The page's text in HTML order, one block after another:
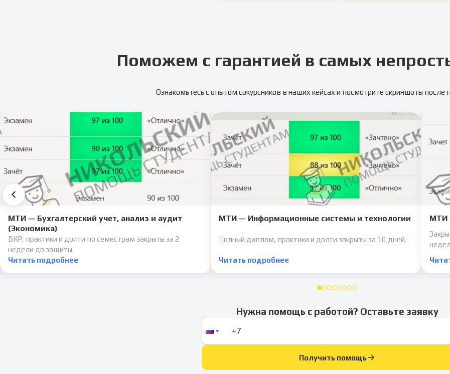
Поможем с гарантией в самых
Ознакомьтесь с опытом сокурсников в наших кейсах и посмотрите скриншоты после
МТИ — Бухгалтерский учет, анализ и аудит
(Экономика)
ВКР, практики и долги по семестрам закрыты за 2
недели до защиты.
Читать подробнее
МТИ — Информационные системы и технологии
Полный диплом, практики и долги закрыты за 10 дней.
Читать подробнее
МТИ
Нужна помощь с работой? Оставьте заявку
Получить помощь